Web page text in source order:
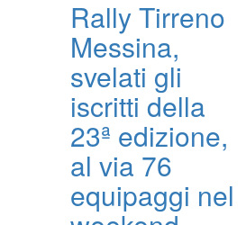
Rally Tirreno
Messina,
svelati gli
iscritti della
23ª edizione,
al via 76
equipaggi nel